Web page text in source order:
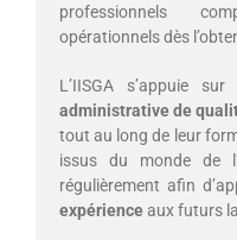
professionnels
opérationnels dès
L’IISGA s’appuie sur
administrative de
tout au long de leur
issus du monde de
régulièrement afin
expérienceaux futurs